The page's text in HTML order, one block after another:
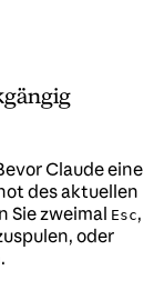
Claude eine
des aktuellen
Sie zweimal Esc,
oder